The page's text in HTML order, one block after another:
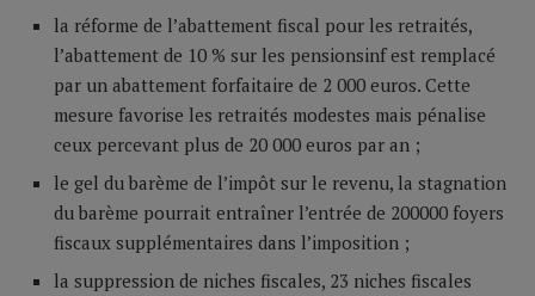
la réforme de l’abattement fiscal pour les retraités,
l’abattement de 10 % sur les pensionsinf est remplacé
par un abattement forfaitaire de 2 000 euros. Cette
mesure favorise les retraités modestes mais pénalise
ceux percevant plus de 20 000 euros par an ;
le gel du barème de l’impôt sur le revenu, la stagnation
du barème pourrait entraîner l’entrée de 200000 foyers
fiscaux supplémentaires dans l’imposition ;
la suppression de niches fiscales, 23 niches fiscales